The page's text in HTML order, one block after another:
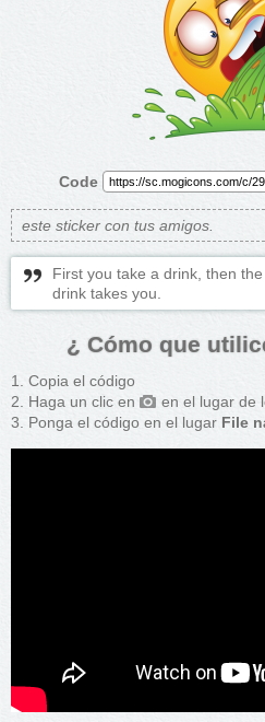
Code
este sticker con tus amigos.
First you take a drink, then
drink takes you.
¿ Cómo que
Copia el código
Haga un clic en
en el lugar de
Ponga el código en el lugar File